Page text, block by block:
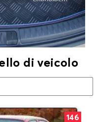
di veicolo
146